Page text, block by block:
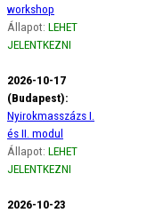
workshop
Állapot: LEHET
JELENTKEZNI
2026-10-17
(Budapest):
Nyirokmasszázs I.
és II. modul
Állapot: LEHET
JELENTKEZNI
2026-10-23